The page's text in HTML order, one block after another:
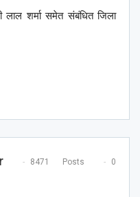
लाल शर्मा समेत संबंधित जिला
8471 Posts 0